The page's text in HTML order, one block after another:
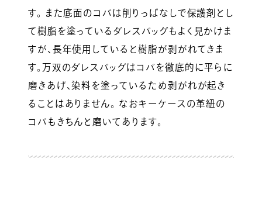
す。 また底面のコバは削りっぱなしで保護剤とし
て樹脂を塗っているダレスバッグもよく見かけま
すが、長年使用していると樹脂が剥がれてきま
す。万双のダレスバッグはコバを徹底的に平らに
磨きあげ、染料を塗っているため剥がれが起き
ることはありません。 なおキーケースの革紐の
コバもきちんと磨いてあります。